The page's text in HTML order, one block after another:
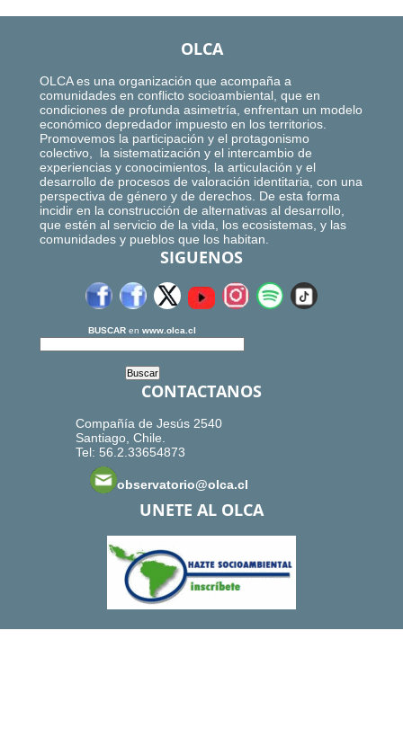
OLCA
OLCA es una organización que acompaña a
comunidades en conflicto socioambiental, que en
condiciones de profunda asimetría, enfrentan un modelo
económico depredador impuesto en los territorios.
Promovemos la participación y el protagonismo
colectivo, la sistematización y el intercambio de
experiencias y conocimientos, la articulación y el
desarrollo de procesos de valoración identitaria, con una
perspectiva de género y de derechos. De esta forma
incidir en la construcción de alternativas al desarrollo,
que estén al servicio de la vida, los ecosistemas, y las
comunidades y pueblos que los habitan.
SIGUENOS
BUSCAR en www.olca.cl
CONTACTANOS
Compañía de Jesús 2540
Santiago, Chile.
Tel: 56.2.33654873
observatorio@olca.cl
UNETE AL OLCA